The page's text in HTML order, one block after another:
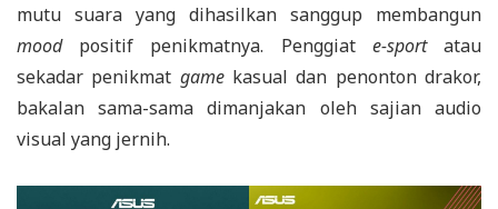
mutu suara yang dihasilkan sanggup membangun
moodpositif penikmatnya. Penggiat e-sportatau
sekadar penikmat gamekasual dan penonton drakor,
bakalan sama-sama dimanjakan oleh sajian audio
visual yang jernih.